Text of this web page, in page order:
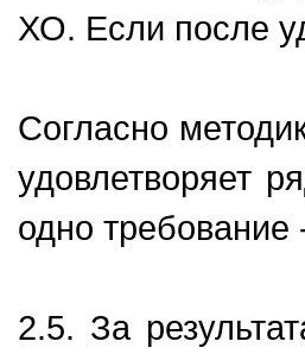
ХО. Если после
Согласно
удовлетворяет
одно
2.5. За